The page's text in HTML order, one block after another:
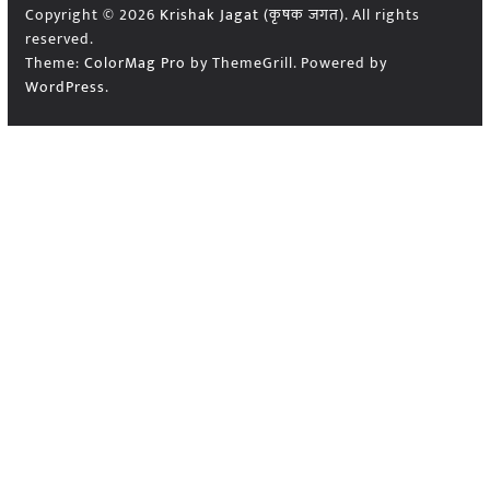
Copyright © 2026 Krishak Jagat (कृषक जगत). All rights
reserved.
Theme: ColorMag Pro by ThemeGrill. Powered by
WordPress.